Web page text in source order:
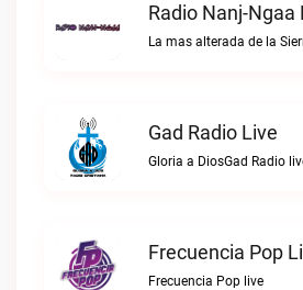
Radio Nanj-Ngaa
Gad Radio Live
Gloria a DiosGad Radio
Frecuencia Pop
Frecuencia Pop live